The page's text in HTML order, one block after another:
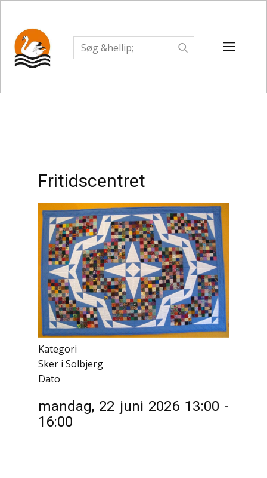
Fritidscentret
Kategori
Sker i Solbjerg
Dato
mandag, 22 juni 2026 13:00 -
16:00